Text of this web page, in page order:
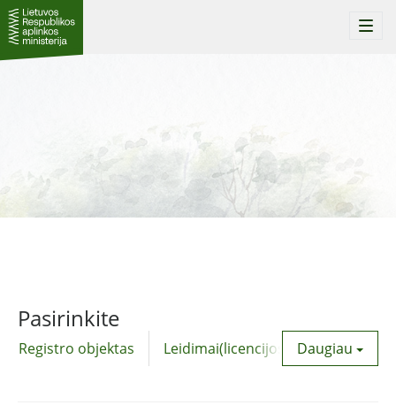
Pasirinkite
Registro objektas Leidimai(licencijos) Daugiau